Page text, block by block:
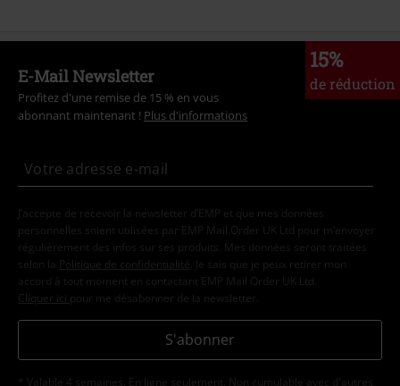
15%
de réduction
E-Mail Newsletter
Profitez d'une remise de 15 % en vous
abonnant maintenant ! Plus d'informations
J’accepte de recevoir la newsletter d’EMP et que mes données
personnelles soient utilisées par EMP Mail Order UK Ltd pour m’envoyer
régulièrement des infos sur ses produits. Mes données seront traitées
selon la Politique de confidentialité . Je sais que je peux retirer mon
accord à tout moment en contactant EMP Mail Order UK Ltd.
Cliquer icipour me désabonner de la newsletter.
S'abonner